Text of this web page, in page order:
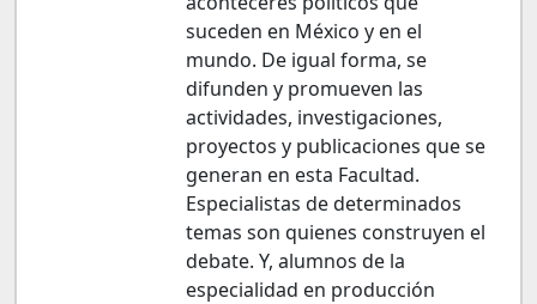
suceden en México y en el
mundo. De igual forma, se
difunden y promueven las
actividades, investigaciones,
proyectos y publicaciones que se
generan en esta Facultad.
Especialistas de determinados
temas son quienes construyen el
debate. Y, alumnos de la
especialidad en producción